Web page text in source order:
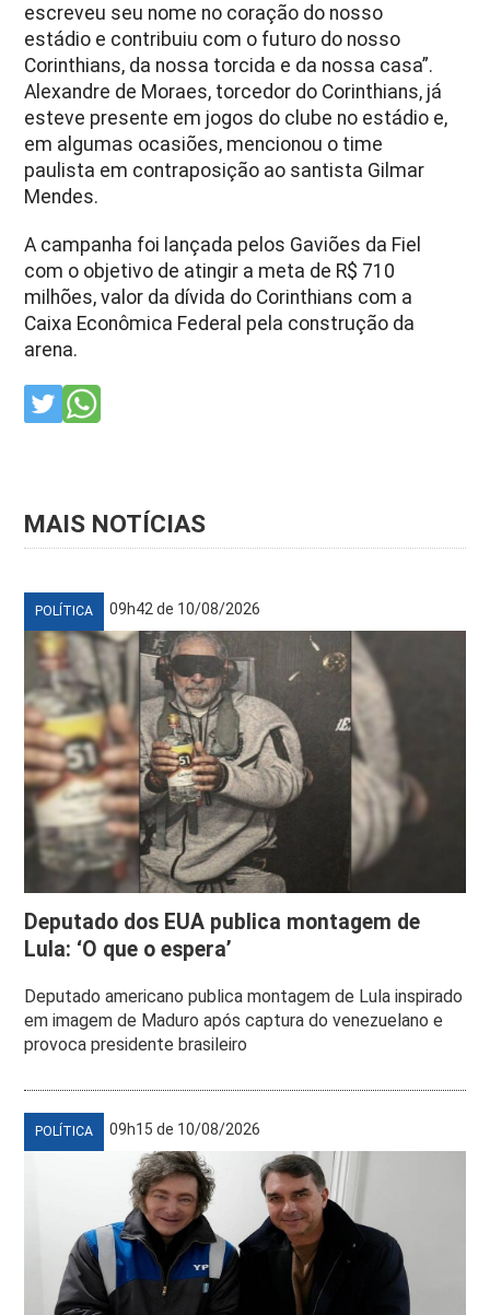
escreveu seu nome no coração do nosso
estádio e contribuiu com o futuro do nosso
Corinthians, da nossa torcida e da nossa casa”.
Alexandre de Moraes, torcedor do Corinthians, já
esteve presente em jogos do clube no estádio e,
em algumas ocasiões, mencionou o time
paulista em contraposição ao santista Gilmar
Mendes.
A campanha foi lançada pelos Gaviões da Fiel
com o objetivo de atingir a meta de R$ 710
milhões, valor da dívida do Corinthians com a
Caixa Econômica Federal pela construção da
arena.
MAIS NOTÍCIAS
POLÍTICA 09h42 de 10/08/2026
Deputado dos EUA publica montagem de
Lula: ‘O que o espera’
Deputado americano publica montagem de Lula inspirado
em imagem de Maduro após captura do venezuelano e
provoca presidente brasileiro
POLÍTICA 09h15 de 10/08/2026